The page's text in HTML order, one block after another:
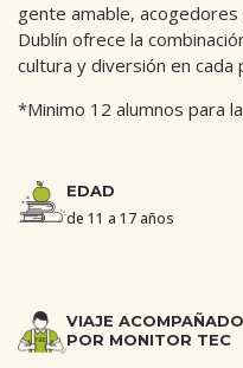
gente amable,
Dublín ofrece la
cultura y diversión en cada
*Minimo 12 alumnos para
EDAD
de 11 a 17 años
VIAJE ACOMPAÑADO
POR MONITOR TEC